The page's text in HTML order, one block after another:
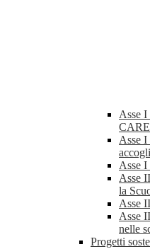
Asse
Asse
Asse
Asse
la
Asse
Asse
nelle
Progetti